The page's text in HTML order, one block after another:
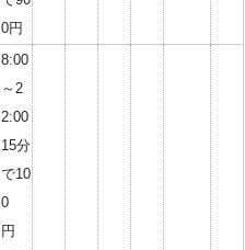
0円
8:00
～2
2:00
15分
で10
0
円